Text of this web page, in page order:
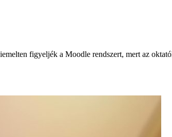
figyeljék a Moodle rendszert, mert az